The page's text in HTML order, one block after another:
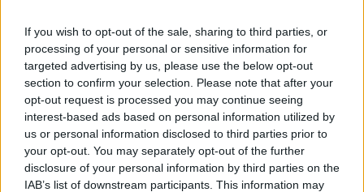
If you wish to opt-out of the sale, sharing to third parties, or
processing of your personal or sensitive information for
targeted advertising by us, please use the below opt-out
section to confirm your selection. Please note that after your
opt-out request is processed you may continue seeing
interest-based ads based on personal information utilized by
us or personal information disclosed to third parties prior to
your opt-out. You may separately opt-out of the further
disclosure of your personal information by third parties on the
IAB’s list of downstream participants. This information may